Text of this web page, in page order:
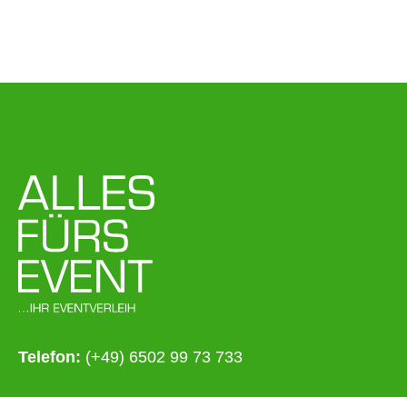
Telefon: (+49) 6502 99 73 733